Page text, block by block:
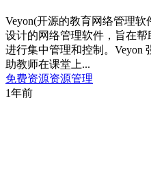
Veyon(开源的教育网络管理软
设计的网络管理软件，旨在
进行集中管理和控制。Veyon
助教师在课堂上...
免费资源资源管理
1年前